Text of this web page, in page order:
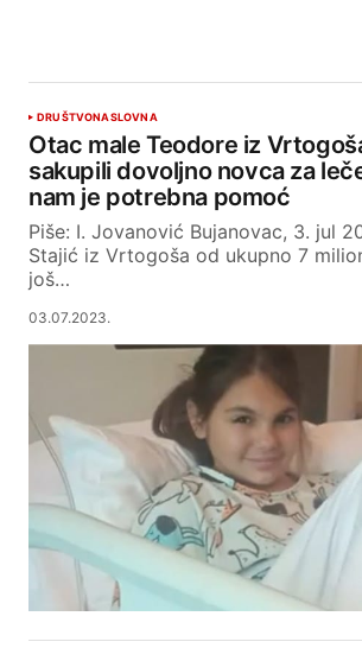
DRUŠTVONASLOVNA
Otac male Teodore iz
sakupili dovoljno novca za
nam je potrebna pomoć
Piše: I. Jovanović Bujanovac, 3. jul
Stajić iz Vrtogoša od ukupno 7
još…
03.07.2023.